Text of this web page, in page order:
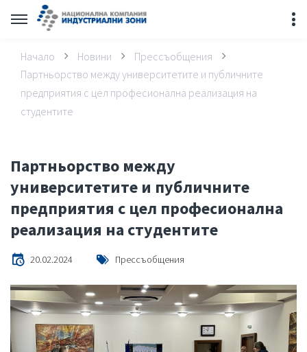
Начало Новини
Прессъобщения
Партньорство между университетите и публичните
предприятия с цел професионална реализация на
студентите
Партньорство между
университетите и публичните
предприятия с цел професионална
реализация на студентите
20.02.2024 Прессъобщения